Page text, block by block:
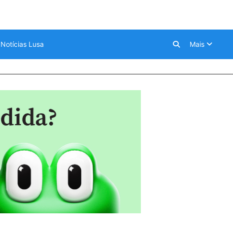
Notícias Lusa Mais